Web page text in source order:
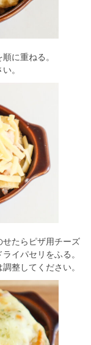
に重ねる。
。
たらピザ用チーズ
イパセリをふる。
整してください。